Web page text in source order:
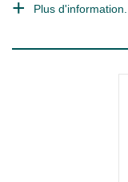
Plus d'information...